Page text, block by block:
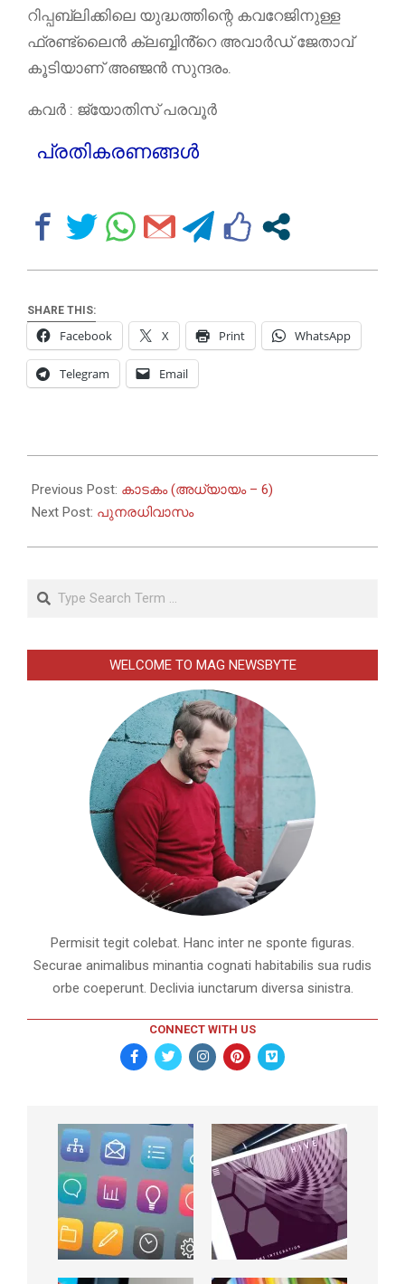
റിപ്പബ്ലിക്കിലെ യുദ്ധത്തിന്റെ കവറേജിനുള്ള
ഫ്രണ്ട്‌ലൈൻ ക്ലബ്ബിൻ്റെ അവാർഡ് ജേതാവ്
കൂടിയാണ് അഞ്ജൻ സുന്ദരം.
കവർ : ജ്യോതിസ് പരവൂർ
പ്രതികരണങ്ങൾ
SHARE THIS:
Facebook X Print WhatsApp
Telegram Email
11-
10
Previous Post: കാടകം (അധ്യായം – 6)
Next Post: പുനരധിവാസം
WELCOME TO MAG NEWSBYTE
Permisit tegit colebat. Hanc inter ne sponte figuras.
Securae animalibus minantia cognati habitabilis sua rudis
orbe coeperunt. Declivia iunctarum diversa sinistra.
CONNECT WITH US